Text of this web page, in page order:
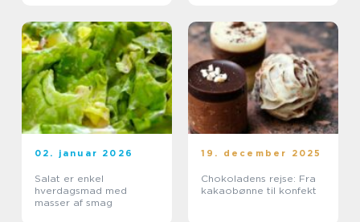
02. januar 2026
Salat er enkel
hverdagsmad med
masser af smag
19. december 2025
Chokoladens rejse: Fra
kakaobønne til konfekt